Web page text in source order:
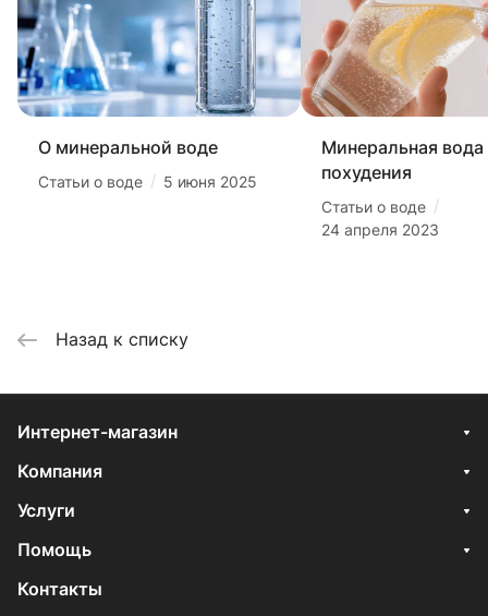
О минеральной воде
Статьи о воде / 5 июня 2025
Минеральная вода
похудения
Статьи о воде /
24 апреля 2023
Назад к списку
Интернет-магазин
Компания
Услуги
Помощь
Контакты